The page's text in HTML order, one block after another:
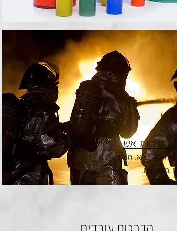
בטיחות אש
5 מפגשים, 40 ש"א. מוכר גם ע"י נציבות
בראשית.
הדרכות עובדים